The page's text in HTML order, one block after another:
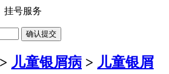
挂号服务
确认提交
> 儿童银屑病 > 儿童银屑